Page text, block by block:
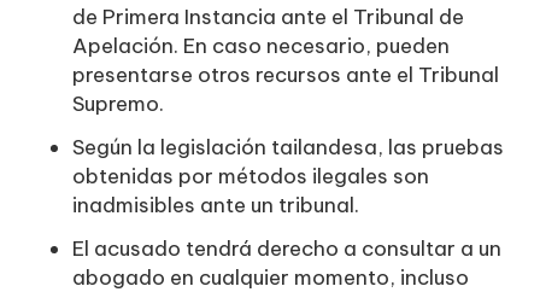
de Primera Instancia ante el Tribunal de
Apelación. En caso necesario, pueden
presentarse otros recursos ante el Tribunal
Supremo.
Según la legislación tailandesa, las pruebas
obtenidas por métodos ilegales son
inadmisibles ante un tribunal.
El acusado tendrá derecho a consultar a un
abogado en cualquier momento, incluso